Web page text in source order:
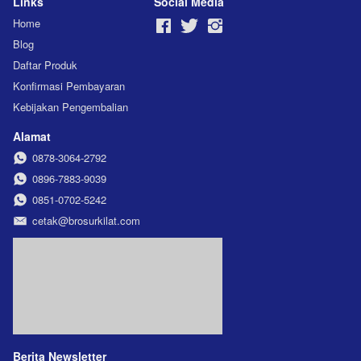
Home
Blog
Daftar Produk
Konfirmasi Pembayaran
Kebijakan Pengembalian
Alamat
0878-3064-2792
0896-7883-9039
0851-0702-5242
cetak@brosurkilat.com
Berita Newsletter